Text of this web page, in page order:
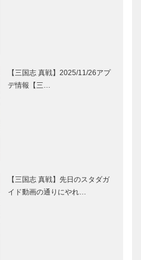
【三国志 真戦】2025/11/26アプ
デ情報【三…
【三国志 真戦】先日のスタダガ
イド動画の通りにやれ…